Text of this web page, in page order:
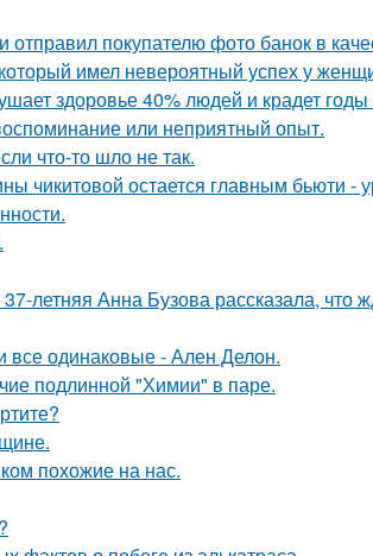
покупателю фото банок в
имел невероятный успех у
здоровье 40% людей и крадет
или неприятный опыт.
что-то шло не так.
чикитовой остается главным бьюти -
летняя Анна Бузова рассказала, что
все одинаковые - Ален Делон.
подлинной "Химии" в паре.
похожие на нас.